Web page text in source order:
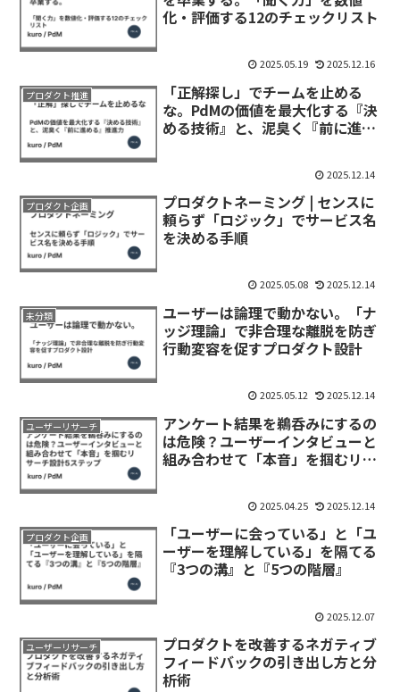
化・評価する12のチェックリスト
2025.05.19 2025.12.16
プロダクト推進
「正解探し」でチームを止める
な。PdMの価値を最大化する『決
める技術』と、泥臭く『前に進め
2025.12.14
プロダクト企画
プロダクトネーミング | センスに
頼らず「ロジック」でサービス名
を決める手順
2025.05.08 2025.12.14
未分類
ユーザーは論理で動かない。「ナ
ッジ理論」で非合理な離脱を防ぎ
行動変容を促すプロダクト設計
2025.05.12 2025.12.14
ユーザーリサーチ
アンケート結果を鵜呑みにするの
は危険？ユーザーインタビューと
組み合わせて「本音」を掴むリサ
2025.04.25 2025.12.14
プロダクト企画
「ユーザーに会っている」と「ユ
ーザーを理解している」を隔てる
『3つの溝』と『5つの階層』
2025.12.07
ユーザーリサーチ
プロダクトを改善するネガティブ
フィードバックの引き出し方と分
析術